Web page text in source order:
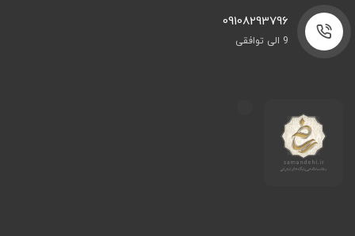
09108293796
9 الی توافقی